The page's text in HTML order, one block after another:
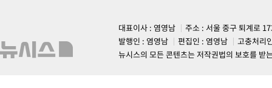
대표이사 : 염영남
주소 : 서울 중구 퇴계로
발행인 : 염영남
편집인 : 염영남
고충처리
뉴시스의 모든 콘텐츠는 저작권법의 보호를